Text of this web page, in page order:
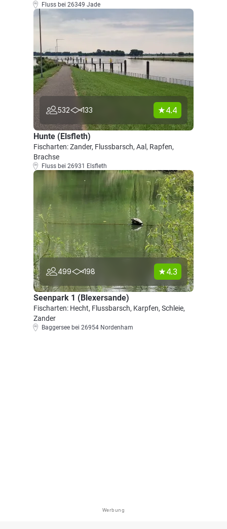
Fluss bei 26349 Jade
532 133 4.4
Hunte (Elsfleth)
Fischarten: Zander, Flussbarsch, Aal, Rapfen,
Brachse
Fluss bei 26931 Elsfleth
499 198 4.3
Seenpark 1 (Blexersande)
Fischarten: Hecht, Flussbarsch, Karpfen, Schleie,
Zander
Baggersee bei 26954 Nordenham
Werbung